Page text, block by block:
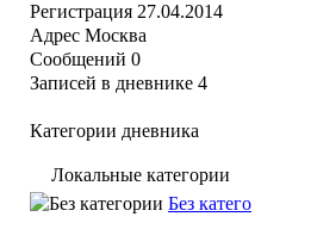
Регистрация 27.04.2014
Адрес Москва
Сообщений 0
Записей в дневнике 4
Категории дневника
Локальные категории
Без категории